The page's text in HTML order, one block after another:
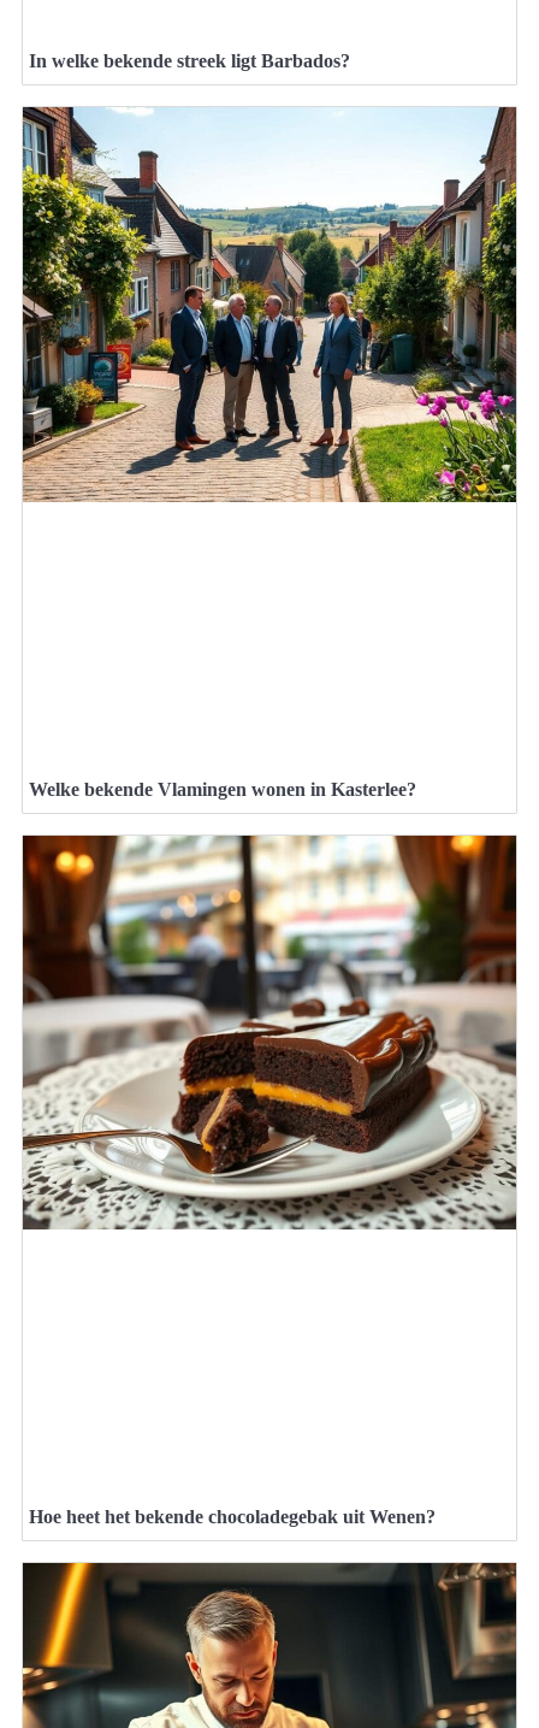
In welke bekende streek ligt Barbados?
Welke bekende Vlamingen wonen in Kasterlee?
Hoe heet het bekende chocoladegebak uit Wenen?